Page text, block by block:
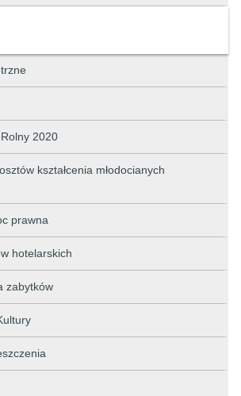
2020
kształcenia młodocianych
prawna
hotelarskich
zabytków